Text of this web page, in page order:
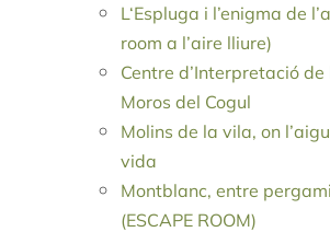
L‘Espluga i l’enigma de
room a l’aire lliure)
Centre d’Interpretació
Moros del Cogul
Molins de la vila, on
vida
Montblanc, entre
(ESCAPE ROOM)